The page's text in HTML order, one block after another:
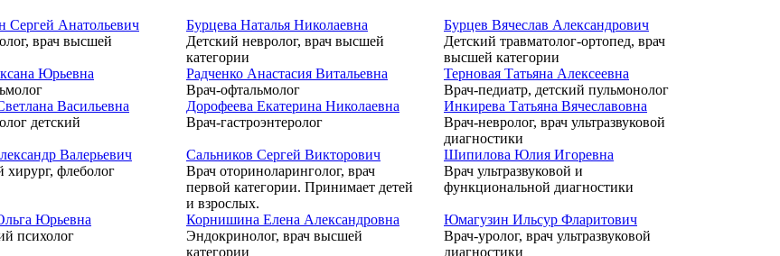
Сергей Анатольевич
врач высшей
Бурцева Наталья Николаевна
Детский невролог, врач высшей
категории
Бурцев Вячеслав Александрович
Детский травматолог-ортопед, врач
высшей категории
Юрьевна
Радченко Анастасия Витальевна
Врач-офтальмолог
Терновая Татьяна Алексеевна
Врач-педиатр, детский пульмонолог
Васильевна
детский
Дорофеева Екатерина Николаевна
Врач-гастроэнтеролог
Инкирева Татьяна Вячеславовна
Врач-невролог, врач ультразвуковой
диагностики
Валерьевич
хирург, флеболог
Сальников Сергей Викторович
Врач оториноларинголог, врач
первой категории. Принимает детей
и взрослых.
Шипилова Юлия Игоревна
Врач ультразвуковой и
функциональной диагностики
Юрьевна
психолог
Корнишина Елена Александровна
Эндокринолог, врач высшей
категории
Юмагузин Ильсур Фларитович
Врач-уролог, врач ультразвуковой
диагностики